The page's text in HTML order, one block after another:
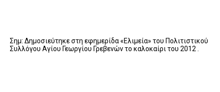
Σημ: Δημοσιεύτηκε στη εφημερίδα «Ελιμεία» του Πολιτιστικού
Συλλόγου Αγίου Γεωργίου Γρεβενών το καλοκαίρι του 2012 .